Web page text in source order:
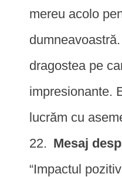
mereu acolo
dragostea pe
impresionante.
lucrăm cu
Mesaj
“Impactul